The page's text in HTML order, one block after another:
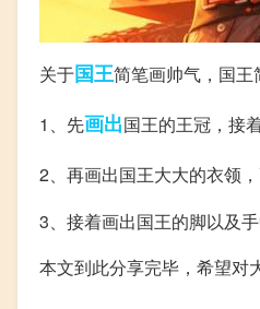
关于国王简笔画帅气，国王
1、先画出国王的王冠，接
2、再画出国王大大的衣领
3、接着画出国王的脚以及
本文到此分享完毕，希望对